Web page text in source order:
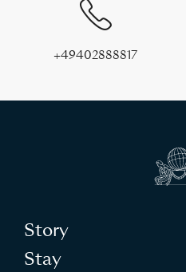
+49402888817
Story
Stay